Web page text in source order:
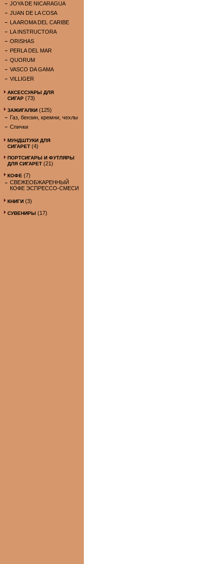
JOYA DE NICARAGUA
JUAN DE LA COSA
LA AROMA DEL CARIBE
LA INSTRUCTORA
ORISHAS
PERLA DEL MAR
QUORUM
VASCO DA GAMA
VILLIGER
АКСЕССУАРЫ ДЛЯ
СИГАР (73)
ЗАЖИГАЛКИ (125)
Газ, бензин, кремни, чехлы
Спички
МУНДШТУКИ ДЛЯ
СИГАРЕТ (4)
ПОРТСИГАРЫ И ФУТЛЯРЫ
ДЛЯ СИГАРЕТ (21)
КОФЕ (7)
СВЕЖЕОБЖАРЕННЫЙ
КОФЕ ЭСПРЕССО-СМЕСИ
КНИГИ (3)
СУВЕНИРЫ (17)